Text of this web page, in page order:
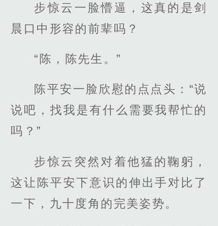
步惊云一脸懵逼，这真的是剑
晨口中形容的前辈吗？
“陈，陈先生。”
陈平安一脸欣慰的点点头：“说
说吧，找我是有什么需要我帮忙的
吗？”
步惊云突然对着他猛的鞠躬，
这让陈平安下意识的伸出手对比了
一下，九十度角的完美姿势。